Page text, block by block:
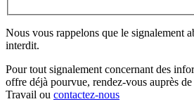
Nous vous rappelons que le signalement
interdit.
Pour tout signalement concernant des
offre déjà pourvue, rendez-vous auprès
Travail ou contactez-nous